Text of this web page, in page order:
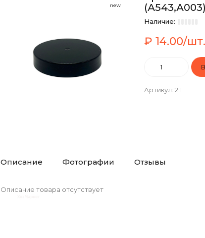
new
Наличие:
₽ 14.00/шт.
Артикул: 2.1
Описание Фотографии Отзывы
Описание товара отсутствует